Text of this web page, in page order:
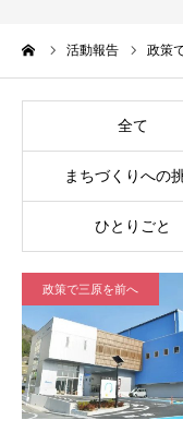
活動報告 政策
全て
まちづくりへの
ひとりごと
政策で三原を前へ
お問い合わせ